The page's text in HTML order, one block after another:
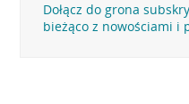
Dołącz do grona
bieżąco z nowościami i